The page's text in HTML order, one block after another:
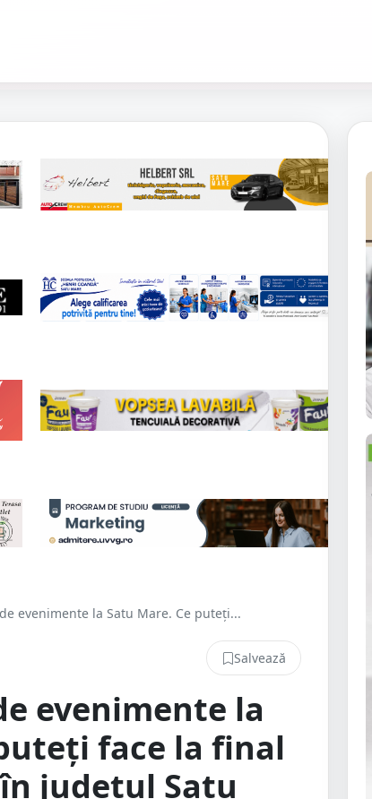
evenimente la Satu Mare. Ce puteți...
Salvează
evenimente la
face la final
județul Satu